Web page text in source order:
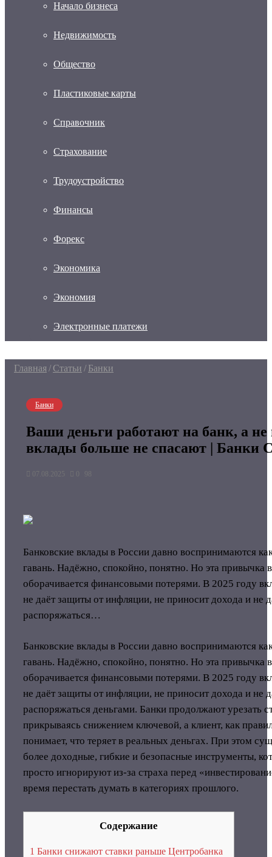
Начало бизнеса
Недвижимость
Общество
Пластиковые карты
Справочник
Страхование
Трудоустройство
Финансы
Форекс
Экономика
Экономия
Электронные платежи
Главная/ Статьи / Банки
Банки
Ваши деньги работают на банк, а не
вклады больше не спасают | Банки
07.08.2025 0 98
Банковские вклады в России давно воспринимаются
гавань. Надёжно, спокойно, понятно. Но эта привычка
оборачивается финансовыми потерями. В 2025 году
не даёт защиты от инфляции, не приносит дохода и не
распоряжаться…
Банковские вклады в России давно воспринимаются
гавань. Надёжно, спокойно, понятно. Но эта привычка
оборачивается финансовыми потерями. В 2025 году
не даёт защиты от инфляции, не приносит дохода и не
распоряжаться деньгами. Банки продолжают урезать
прикрываясь снижением ключевой, а клиент, как
понимает, что теряет в реальных деньгах. При этом
более доходные, гибкие и безопасные инструменты,
просто игнорируют из-за страха перед
время перестать думать в категориях прошлого.
Содержание
1 Банки снижают ставки раньше Центробанка